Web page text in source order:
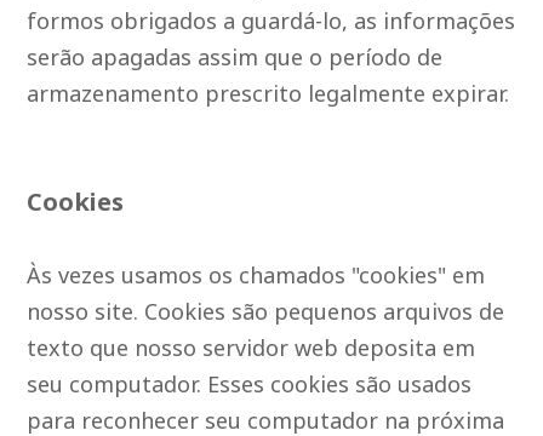
formos obrigados a guardá-lo, as informações
serão apagadas assim que o período de
armazenamento prescrito legalmente expirar.
Cookies
Às vezes usamos os chamados "cookies" em
nosso site. Cookies são pequenos arquivos de
texto que nosso servidor web deposita em
seu computador. Esses cookies são usados
para reconhecer seu computador na próxima